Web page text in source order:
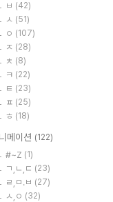
ㅂ (42)
ㅅ (51)
ㅇ (107)
ㅈ (28)
ㅊ (8)
ㅋ (22)
ㅌ (23)
ㅍ (25)
ㅎ (18)
메이션 (122)
#~Z (1)
ㄱ,ㄴ,ㄷ (23)
ㄹ,ㅁ.ㅂ (27)
ㅅ,ㅇ (32)